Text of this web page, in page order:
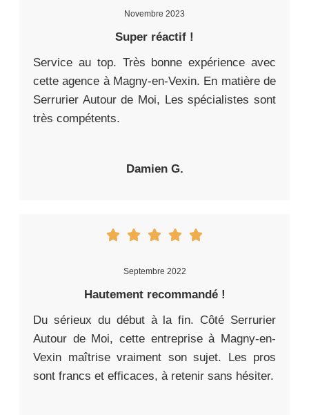
Novembre 2023
Super réactif !
Service au top. Très bonne expérience avec
cette agence à Magny-en-Vexin. En matière de
Serrurier Autour de Moi, Les spécialistes sont
très compétents.
Damien G.
Septembre 2022
Hautement recommandé !
Du sérieux du début à la fin. Côté Serrurier
Autour de Moi, cette entreprise à Magny-en-
Vexin maîtrise vraiment son sujet. Les pros
sont francs et efficaces, à retenir sans hésiter.